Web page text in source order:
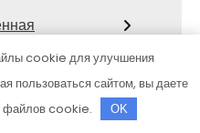
компания
cookie для улучшения
пользоваться сайтом, вы даете
файлов cookie.
OK